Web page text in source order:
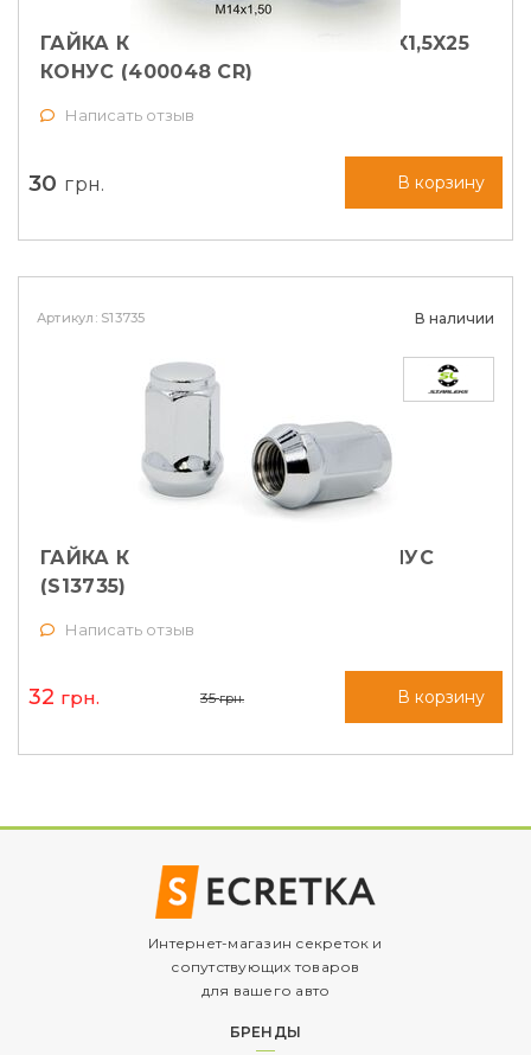
ГАЙКА КОЛЕСНАЯ STARLEKS M14X1,5X25
КОНУС (400048 CR)
Написать отзыв
30 грн. В корзину
Артикул: S13735 В наличии
ГАЙКА КОЛЕСНАЯ M12X1,5X35 КОНУС
(S13735)
Написать отзыв
32 грн. 35грн. В корзину
Интернет-магазин секреток и
сопутствующих товаров
для вашего авто
БРЕНДЫ